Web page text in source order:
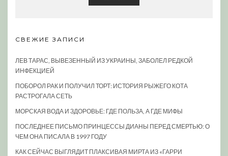
СВЕЖИЕ ЗАПИСИ
ЛЕВ ТАРАС, ВЫВЕЗЕННЫЙ ИЗ УКРАИНЫ, ЗАБОЛЕЛ РЕДКОЙ
ИНФЕКЦИЕЙ
ПОБОРОЛ РАК И ПОЛУЧИЛ ТОРТ: ИСТОРИЯ РЫЖЕГО КОТА
РАСТРОГАЛА СЕТЬ
МОРСКАЯ ВОДА И ЗДОРОВЬЕ: ГДЕ ПОЛЬЗА, А ГДЕ МИФЫ
ПОСЛЕДНЕЕ ПИСЬМО ПРИНЦЕССЫ ДИАНЫ ПЕРЕД СМЕРТЬЮ: О
ЧЕМ ОНА ПИСАЛА В 1997 ГОДУ
КАК СЕЙЧАС ВЫГЛЯДИТ ПЛАКСИВАЯ МИРТА ИЗ «ГАРРИ